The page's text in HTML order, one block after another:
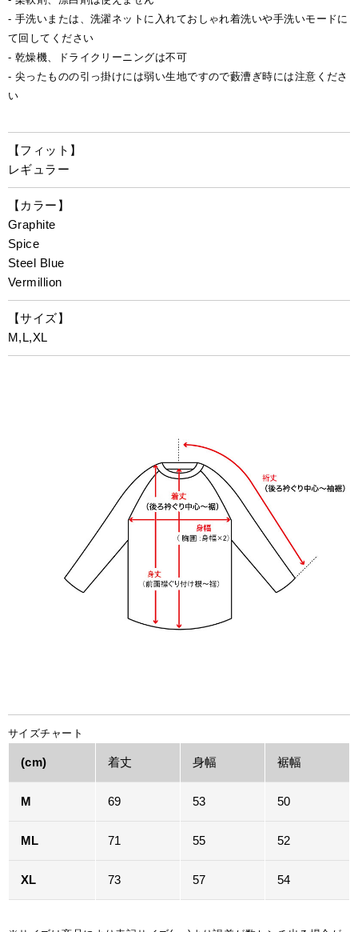
- 手洗いまたは、洗濯ネットに入れておしゃれ着洗いや手洗いモードに
て回してください
- 乾燥機、ドライクリーニングは不可
- 尖ったものの引っ掛けには弱い生地ですので藪漕ぎ時には注意くださ
い
【フィット】
レギュラー
【カラー】
Graphite
Spice
Steel Blue
Vermillion
【サイズ】
M,L,XL
サイズチャート
(cm) 着丈 身幅 裾幅
M 69 53 50
ML 71 55 52
XL 73 57 54